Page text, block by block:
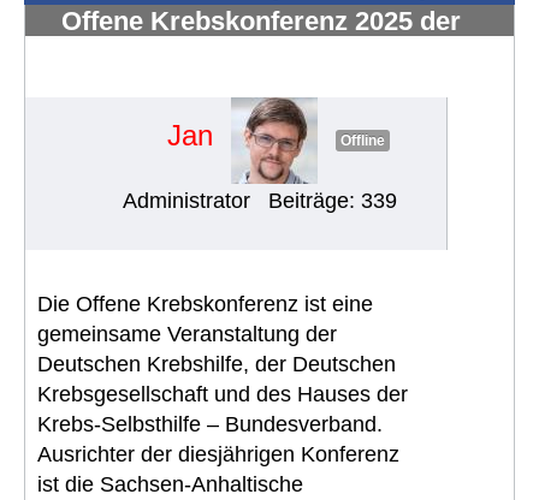
Offene Krebskonferenz 2025 der
Jan Offline
Administrator Beiträge: 339
Die Offene Krebskonferenz ist eine
gemeinsame Veranstaltung der
Deutschen Krebshilfe, der Deutschen
Krebsgesellschaft und des Hauses der
Krebs-Selbsthilfe – Bundesverband.
Ausrichter der diesjährigen Konferenz
ist die Sachsen-Anhaltische